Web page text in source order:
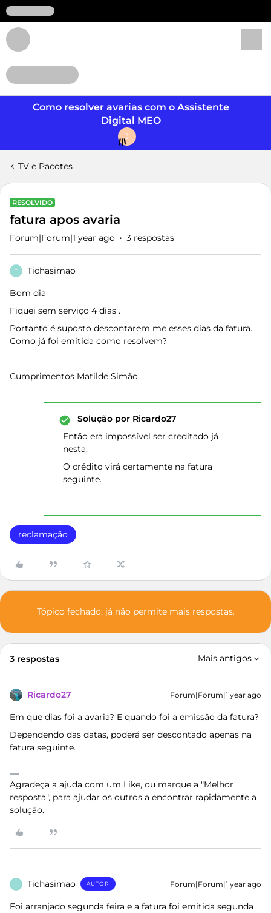
Como resolver avarias com o Assistente
Digital MEO
J
TV e Pacotes
RESOLVIDO
fatura apos avaria
Forum|Forum|1 year ago 3 respostas
T Tichasimao
Bom dia
Fiquei sem serviço 4 dias .
Portanto é suposto descontarem me esses dias da fatura.
Como já foi emitida como resolvem?
Cumprimentos Matilde Simão.
Solução por Ricardo27
Então era impossível ser creditado já
nesta.
O crédito virá certamente na fatura
seguinte.
reclamação
Tópico fechado, já não permite mais respostas.
3 respostas Mais antigos
Ricardo27 Forum|Forum|1 year ago
Em que dias foi a avaria? E quando foi a emissão da fatura?
Dependendo das datas, poderá ser descontado apenas na
fatura seguinte.
Agradeça a ajuda com um Like, ou marque a "Melhor
resposta", para ajudar os outros a encontrar rapidamente a
solução.
T Tichasimao AUTOR Forum|Forum|1 year ago
Foi arranjado segunda feira e a fatura foi emitida segunda